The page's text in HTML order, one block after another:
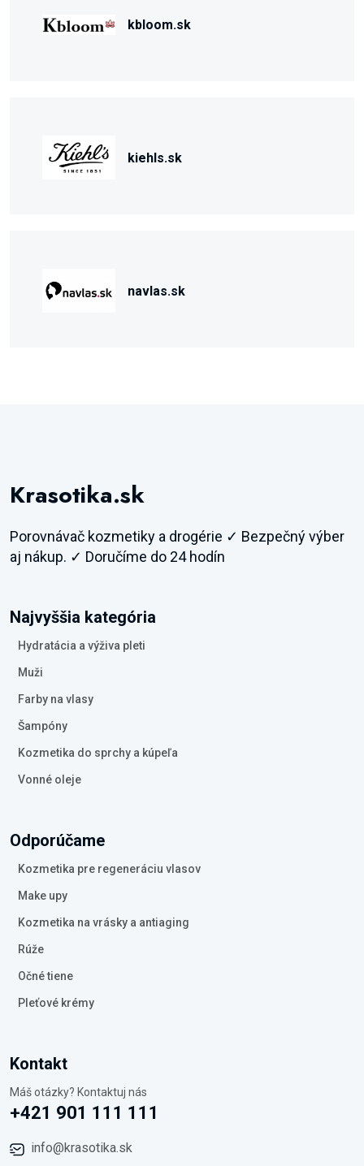
kbloom.sk
kiehls.sk
navlas.sk
Krasotika.sk
Porovnávač kozmetiky a drogérie ✓ Bezpečný výber
aj nákup. ✓ Doručíme do 24 hodín
Najvyššia kategória
Hydratácia a výživa pleti
Muži
Farby na vlasy
Šampóny
Kozmetika do sprchy a kúpeľa
Vonné oleje
Odporúčame
Kozmetika pre regeneráciu vlasov
Make upy
Kozmetika na vrásky a antiaging
Rúže
Očné tiene
Pleťové krémy
Kontakt
Máš otázky? Kontaktuj nás
+421 901 111 111
info@krasotika.sk